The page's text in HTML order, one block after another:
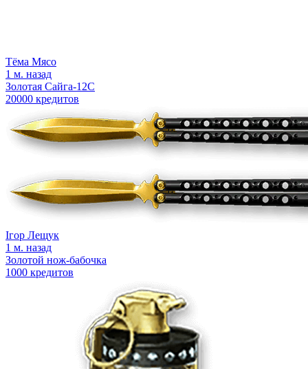
Тёма Мясо
1 м. назад
Золотая Сайга‐12С
20000 кредитов
Ігор Лещук
1 м. назад
Золотой нож-бабочка
1000 кредитов